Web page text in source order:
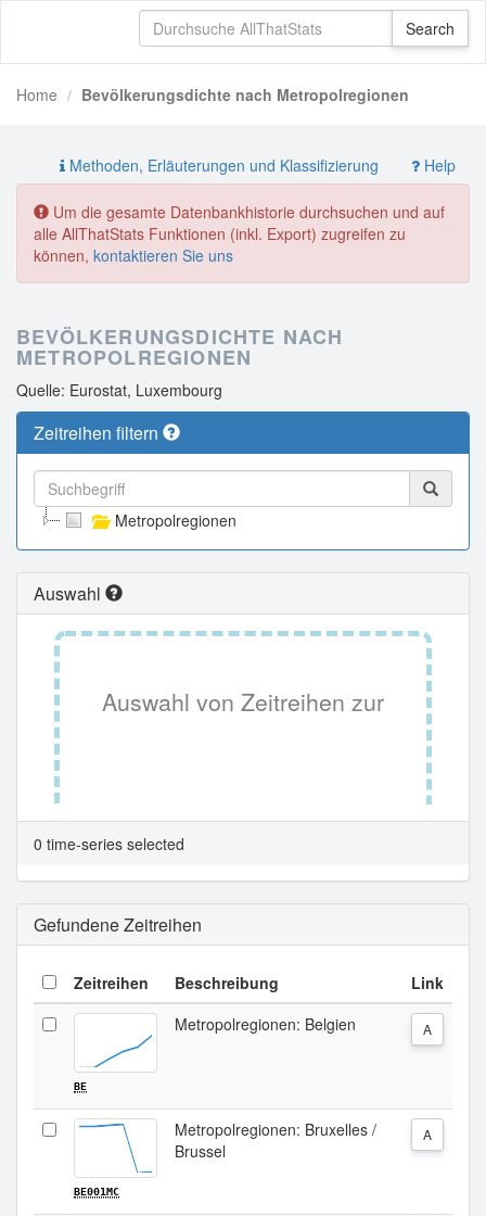
Home Bevölkerungsdichte nach Metropolregionen
Methoden, Erläuterungen und Klassifizierung Help
Um die gesamte Datenbankhistorie durchsuchen und auf
alle AllThatStats Funktionen (inkl. Export) zugreifen zu
können, kontaktieren Sie uns
BEVÖLKERUNGSDICHTE NACH
METROPOLREGIONEN
Quelle: Eurostat, Luxembourg
Zeitreihen filtern
Metropolregionen
Auswahl
Auswahl von Zeitreihen zur
Tabellenansicht.
0 time-series selected
Gefundene Zeitreihen
Zeitreihen Beschreibung Link
BE
Metropolregionen: Belgien A
BE001MC
Metropolregionen: Bruxelles /
Brussel
A